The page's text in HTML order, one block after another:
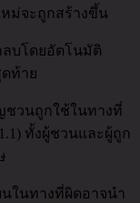
ม่จะถูกสร้างขึ้น
ลบโดยอัตโนมัติ
ท้าย
ชวนถูกใช้ในทางที่
ทั้งผู้ชวนและผู้ถูก
ในทางที่ผิดอาจนำ